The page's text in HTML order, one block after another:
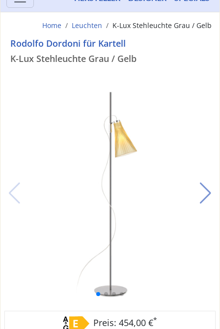
Home Leuchten K-Lux Stehleuchte Grau / Gelb
Rodolfo Dordoni für Kartell
K-Lux Stehleuchte Grau / Gelb
Preis: 454,00 €*